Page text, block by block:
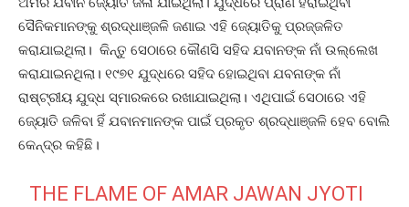
ସୈନିକମାନଙ୍କୁ ଶ୍ରଦ୍ଧାଞ୍ଜଳି ଜଣାଇ ଏହି ଜ୍ୟୋତିକୁ ପ୍ରଜ୍ଜଳିତ
କରାଯାଇଥିଲା। କିନ୍ତୁ ସେଠାରେ କୌଣସି ସହିଦ ଯବାନଙ୍କ ନାଁ ଉଲ୍ଲେଖ
କରାଯାଇନଥିଲା। ୧୯୭୧ ଯୁଦ୍ଧରେ ସହିଦ ହୋଇଥିବା ଯବନାଙ୍କ ନାଁ
ରାଷ୍ଟ୍ରୀୟ ଯୁଦ୍ଧ ସ୍ମାରକରେ ରଖାଯାଇଥିଲା। ଏଥିପାଇଁ ସେଠାରେ ଏହି
ଜ୍ୟୋତି ଜଳିବା ହିଁ ଯବାନମାନଙ୍କ ପାଇଁ ପ୍ରକୃତ ଶ୍ରଦ୍ଧାଞ୍ଜଳି ହେବ ବୋଲି
କେନ୍ଦ୍ର କହିଛି।
THE FLAME OF AMAR JAWAN JYOTI